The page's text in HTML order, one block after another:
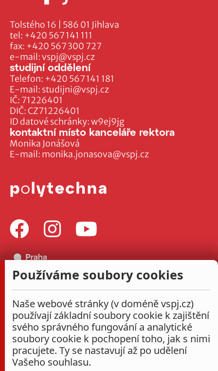
Tolstého 16 | 586 01 Jihlava
tel: +420 567 141 111
fax: +420 567 300 727
e-mail:vspj@vspj.cz
IČ: 71226401
DIČ: CZ71226401
ID datové schránky: w9ej9jg
studijní oddělení
Telefon: +420 567 141 181
E-mail: studijni@vspj.cz
kontaktní místo kanceláře rektora
Monika Jonášová
E-mail: monika.jonasova@vspj.cz
Používáme soubory cookies
Naše webové stránky (v doméně vspj.cz)
používají základní soubory cookie k zajištění
svého správného fungování a analytické
soubory cookie k pochopení toho, jak s nimi
pracujete. Ty se nastavují až po udělení
Vašeho souhlasu.